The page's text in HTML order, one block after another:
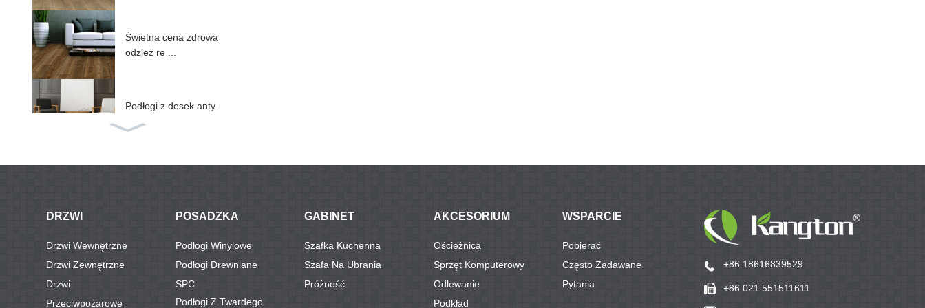
Świetna cena zdrowa
odzież re ...
Podłogi z desek anty
UV SPC ...
Podłoga ABA Rigid co
DRZWI
Drzwi Wewnętrzne
Drzwi Zewnętrzne
Drzwi
Przeciwpożarowe
POSADZKA
Podłogi Winylowe
Podłogi Drewniane
SPC
Podłogi Z Twardego
GABINET
Szafka Kuchenna
Szafa Na Ubrania
Próżność
AKCESORIUM
Ościeżnica
Sprzęt Komputerowy
Odlewanie
Podkład
WSPARCIE
Pobierać
Często Zadawane
Pytania
+86 18616839529
+86 021 551511611